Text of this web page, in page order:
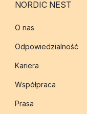
NORDIC NEST
O nas
Odpowiedzialność
Kariera
Współpraca
Prasa